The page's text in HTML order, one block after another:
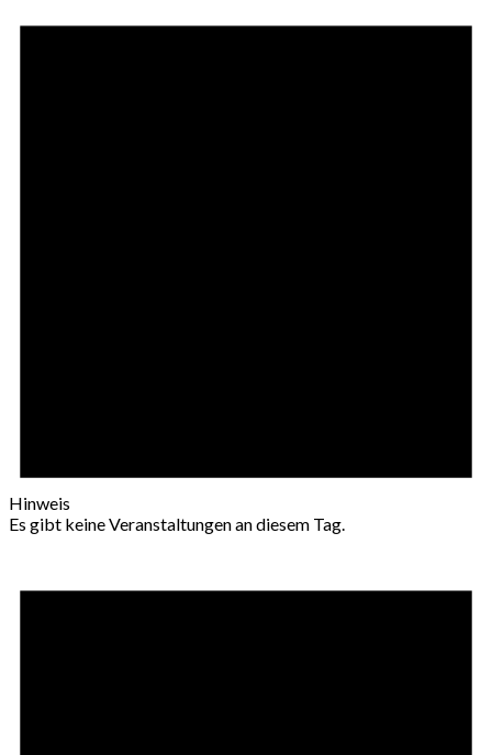
Hinweis
Es gibt keine Veranstaltungen an diesem Tag.